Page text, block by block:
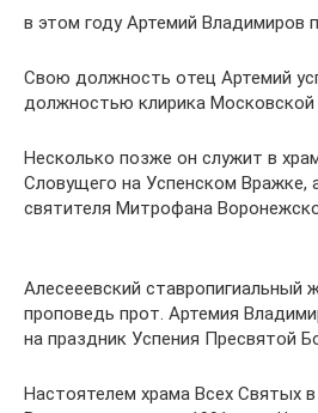
в этом году Артемий Владимиров
Свою должность отец Артемий
должностью клирика Московской
Несколько позже он служит в
Словущего на Успенском Вражке,
святителя Митрофана
Алесееевский ставропигиальный
проповедь прот. Артемия
на праздник Успения Пресвятой
Настоятелем храма Всех Святых